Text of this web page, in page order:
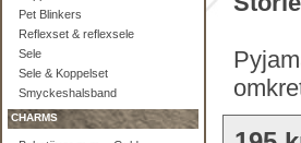
Pet Blinkers
Reflexset & reflexsele
Sele
Sele & Koppelset
Smyckeshalsband
CHARMS